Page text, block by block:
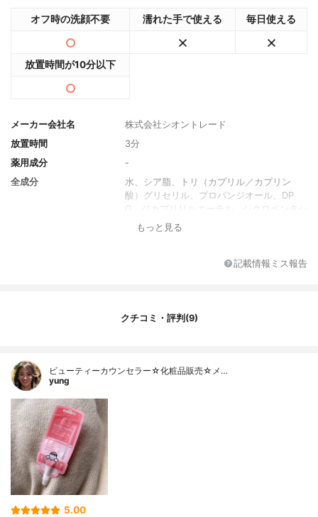
オフ時の洗顔不要 濡れた手で使える 毎日使える
放置時間が10分以下
メーカー会社名
株式会社シオントレード
放置時間
3分
薬用成分
-
全成分
水、シア脂、トリ（カプリル／カプリン
酸）グリセリル、プロパンジオール、DP
G、ジカプリリルエーテル、シクロペンタシ
ロキサン、べヘニルアルコール、ヘキサン
アリン酸グリセリル（SE）、パルミチン
エキス、ツボクサエキス、ドクダミエキ
ベラ葉エキス、パーム核油、ヒアルロン酸N
内容量
香り
製造国
内容量のバリエーション
もっと見る
記載情報ミス報告
クチコミ・評判(9)
ビューティーカウンセラー☆化粧品販売☆メ…
yung
5.00